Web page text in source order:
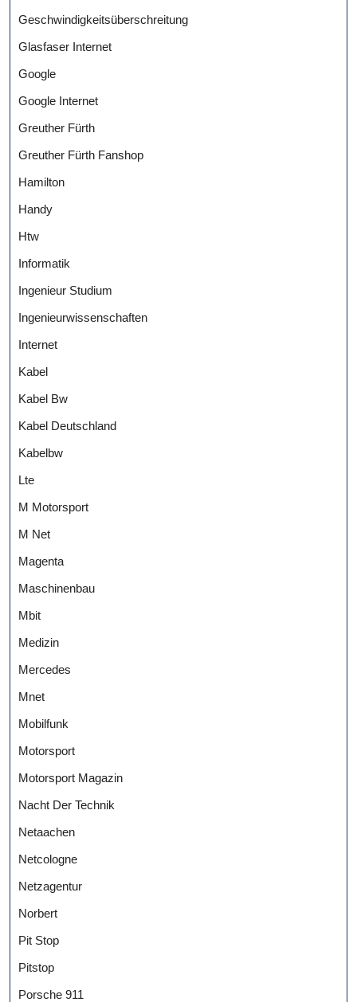
Geschwindigkeitsüberschreitung
Glasfaser Internet
Google
Google Internet
Greuther Fürth
Greuther Fürth Fanshop
Hamilton
Handy
Htw
Informatik
Ingenieur Studium
Ingenieurwissenschaften
Internet
Kabel
Kabel Bw
Kabel Deutschland
Kabelbw
Lte
M Motorsport
M Net
Magenta
Maschinenbau
Mbit
Medizin
Mercedes
Mnet
Mobilfunk
Motorsport
Motorsport Magazin
Nacht Der Technik
Netaachen
Netcologne
Netzagentur
Norbert
Pit Stop
Pitstop
Porsche 911